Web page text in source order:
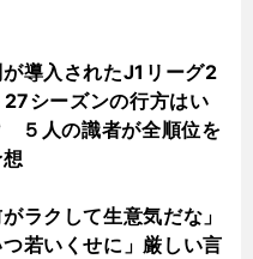
導入されたJ1リーグ2
シーズンの行方はい
５人の識者が全順位を
がラクして生意気だな」
つ若いくせに」厳しい言